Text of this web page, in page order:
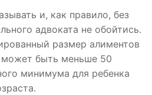
и, как правило, без
адвоката не обойтись.
размер алиментов
может быть меньше 50
минимума для ребенка